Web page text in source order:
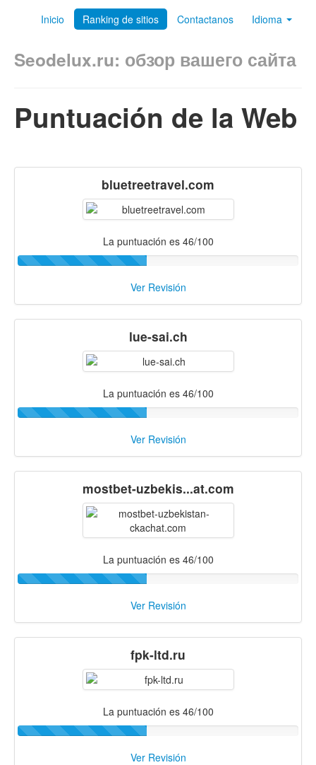
Inicio Ranking de sitios Contactanos Idioma
Seodelux.ru: обзор вашего сайта
Puntuación de la Web
bluetreetravel.com
La puntuación es 46/100
Ver Revisión
lue-sai.ch
La puntuación es 46/100
Ver Revisión
mostbet-uzbekis...at.com
La puntuación es 46/100
Ver Revisión
fpk-ltd.ru
La puntuación es 46/100
Ver Revisión